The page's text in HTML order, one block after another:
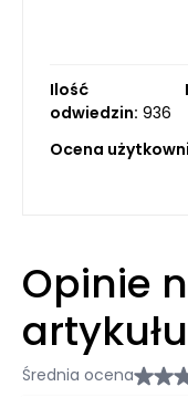
Ilość
odwiedzin: 936
Ocena
Opinie
artykułu
Średnia ocena